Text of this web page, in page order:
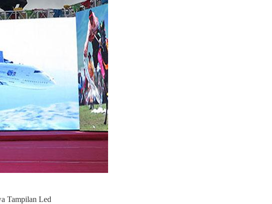
Tampilan Led